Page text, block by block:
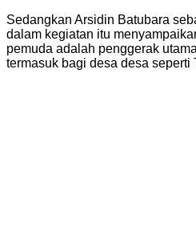
Sedangkan Arsidin Batubara
dalam kegiatan itu
pemuda adalah penggerak
termasuk bagi desa desa seperti